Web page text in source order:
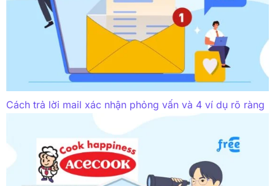
Cách trả lời mail xác nhận phỏng vấn và 4 ví dụ rõ ràng